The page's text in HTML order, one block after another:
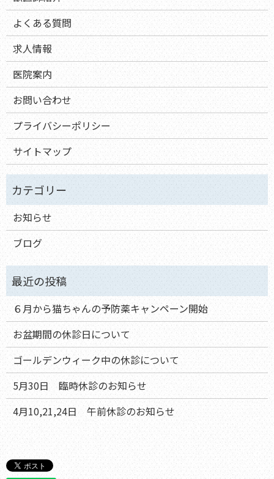
よくある質問
求人情報
医院案内
お問い合わせ
プライバシーポリシー
サイトマップ
お知らせ
ブログ
６月から猫ちゃんの予防薬キャンペーン開始
お盆期間の休診日について
ゴールデンウィーク中の休診について
5月30日 臨時休診のお知らせ
4月10,21,24日 午前休診のお知らせ